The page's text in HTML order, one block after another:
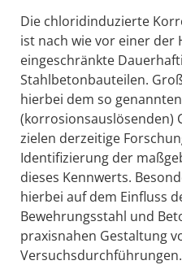
Die chloridinduzierte
ist nach wie vor einer
eingeschränkte
Stahlbetonbauteilen.
hierbei dem so
(korrosionsauslösenden)
zielen derzeitige
Identifizierung der
dieses Kennwerts.
hierbei auf dem Einfluss
Bewehrungsstahl und
praxisnahen Gestaltung
Versuchsdurchführungen.